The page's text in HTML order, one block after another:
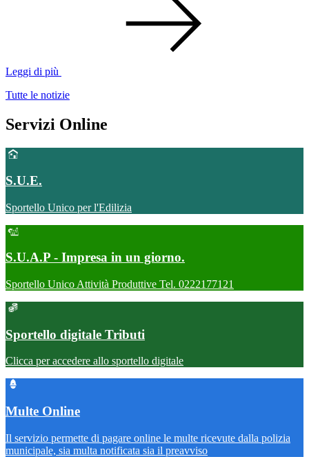
Leggi di più
Tutte le notizie
Servizi Online
S.U.E.
Sportello Unico per l'Edilizia
S.U.A.P - Impresa in un giorno.
Sportello Unico Attività Produttive Tel. 0222177121
Sportello digitale Tributi
Clicca per accedere allo sportello digitale
Multe Online
Il servizio permette di pagare online le multe ricevute dalla polizia
municipale, sia multa notificata sia il preavviso